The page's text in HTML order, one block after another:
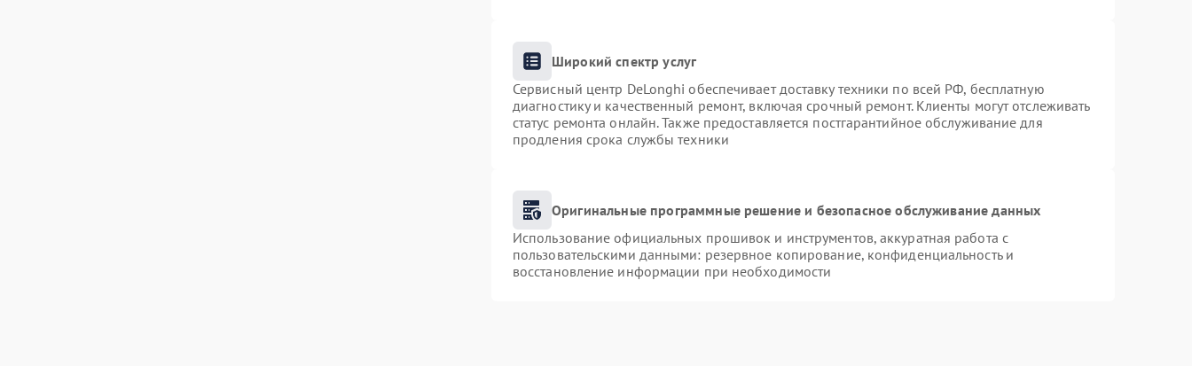
Широкий спектр услуг
Сервисный центр DeLonghi обеспечивает доставку техники по всей РФ, бесплатную
диагностику и качественный ремонт, включая срочный ремонт. Клиенты могут отслеживать
статус ремонта онлайн. Также предоставляется постгарантийное обслуживание для
продления срока службы техники
Оригинальные программные решение и безопасное обслуживание данных
Использование официальных прошивок и инструментов, аккуратная работа с
пользовательскими данными: резервное копирование, конфиденциальность и
восстановление информации при необходимости